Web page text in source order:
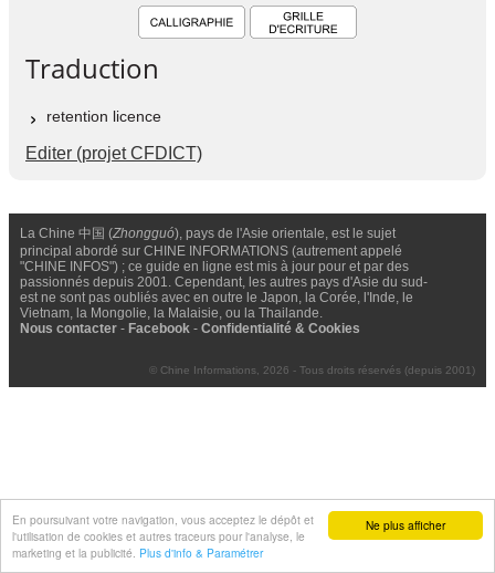
Ne plus afficher
En poursuivant votre navigation, vous acceptez le dépôt et
l'utilisation de cookies et autres traceurs pour l'analyse, le
marketing et la publicité. Plus d'info & Paramétrer
Traduction
retention licence
Editer (projet CFDICT)
La Chine 中国 (Zhongguó), pays de l'Asie orientale, est le sujet
principal abordé sur CHINE INFORMATIONS (autrement appelé
"CHINE INFOS") ; ce guide en ligne est mis à jour pour et par des
passionnés depuis 2001. Cependant, les autres pays d'Asie du sud-
est ne sont pas oubliés avec en outre le Japon, la Corée, l'Inde, le
Vietnam, la Mongolie, la Malaisie, ou la Thailande.
Nous contacter - Facebook - Confidentialité & Cookies
© Chine Informations, 2026 - Tous droits réservés (depuis 2001)